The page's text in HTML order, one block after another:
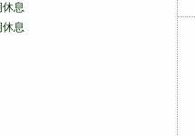
期休息
期休息